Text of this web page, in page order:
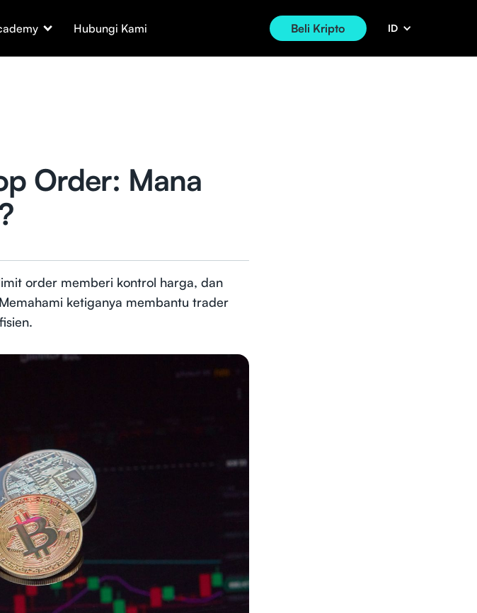
Hubungi Kami Beli Kripto ID
Order: Mana
order memberi kontrol harga, dan
ketiganya membantu trader